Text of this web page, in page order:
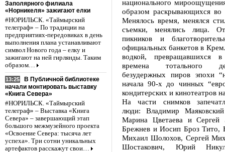
Заполярного филиала
«Норникеля» зажигают елки
#НОРИЛЬСК. «Таймырский
телеграф» – По традиции на
предприятиях-передовиках в день
выполнения плана устанавливают
символ Нового года – елку и
зажигают на ней гирлянды. Таким
образом…
13:25
В Публичной библиотеке
начали монтировать выставку
«Книга Севера»
#НОРИЛЬСК. «Таймырский
телеграф» – Выставка «Книга
Севера» – завершающий этап
большого межмузейного проекта
«Освоение Севера: тысяча лет
успеха». Три сотни уникальных
артефактов расскажут свои…
национального
образом раскрывающихся во
Менялось время, менялся
съемки, менялись лица.
пикников и
официальных банкетов в
водкой, превращавшихся
времена тотального
безудержных пиров эпохи
начала 90-х до чинных
кондитерских и кинотеатров
На части снимков
люди: Владимир
Марина Цветаева и
Брежнев и Иосип Броз Тито,
Михаил Шолохов, Сергей
Шостакович, Юрий